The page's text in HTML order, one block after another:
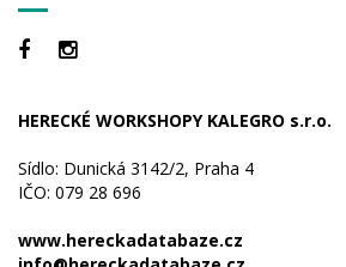
HERECKÉ WORKSHOPY KALEGRO s.r.o.
Sídlo: Dunická 3142/2, Praha 4
IČO: 079 28 696
www.hereckadatabaze.cz